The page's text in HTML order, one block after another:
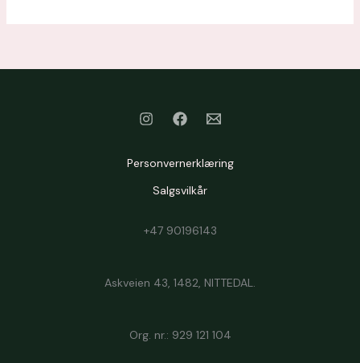
Personvernerklæring
Salgsvilkår
+47 90196143
Askveien 43, 1482, NITTEDAL.
Org. nr.: 929 121 104